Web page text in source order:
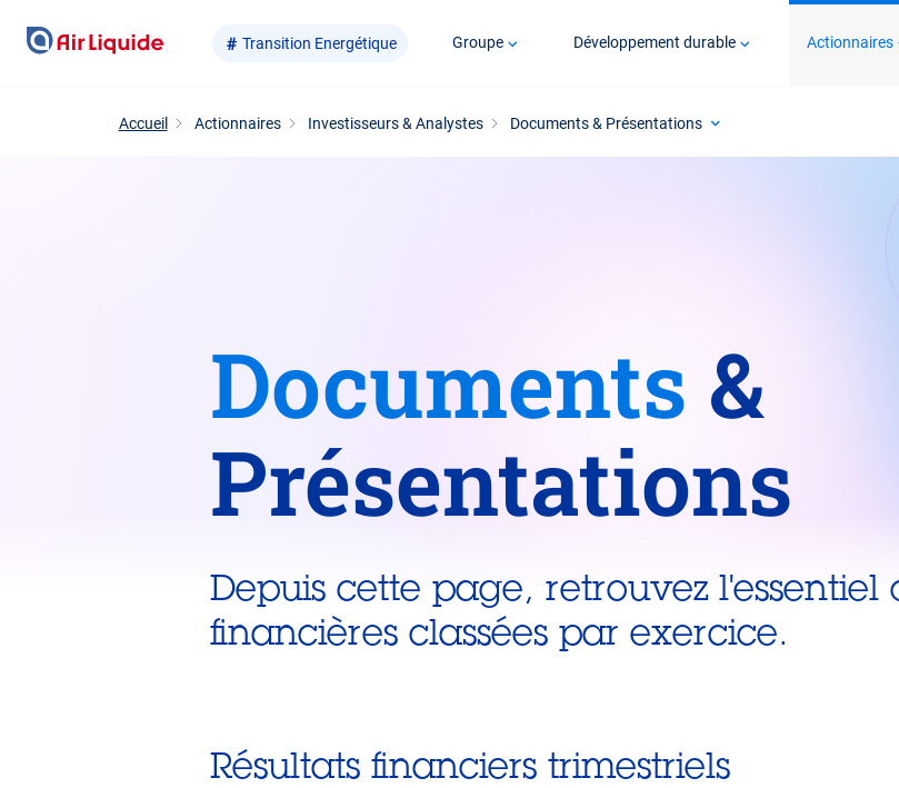
Aller
Transition Energétique Groupe Développement durable Actionnaires
Accueil Actionnaires Investisseurs & Analystes Documents & Présentations
Documents &
Présentations
Depuis cette page, retrouvez
financières classées par exercice.
Résultats financiers trimestriels